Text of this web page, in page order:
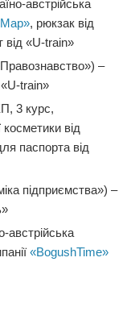
австрійська
, рюкзак від
від «U-train»
–
train»
3 курс,
від
паспорта від
підприємства») –
«BogushTime»